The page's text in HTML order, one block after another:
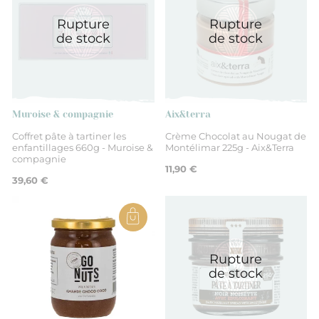
Provence-Alpes-Côte d'Azur
lécithine de SOJA.
Sucre, graisses végétales (huiles
et beurre de cacao), pâte de NOISETTES 20%, LAIT
écrémé en poudre, émulsifiant
Rupture
de stock
Muroise & compagnie
Coffret pâte à tartiner les
enfantillages 660g - Muroise &
compagnie
39,60 €
Rupture
de stock
Aix&terra
Crème Chocolat au Nougat de
Montélimar 225g - Aix&Terra
11,90 €
Rupture
de stock